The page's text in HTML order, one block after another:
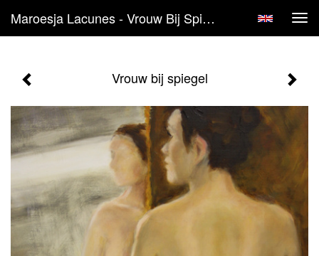
Maroesja Lacunes - Vrouw Bij Spiegel
Vrouw bij spiegel